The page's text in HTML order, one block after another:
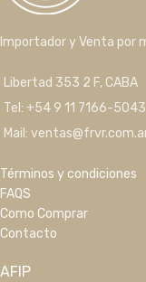
Importador y Venta por
Libertad 353 2 F, CABA
Tel: +54 9 11 7166-5043
Mail:
Términos y condiciones
FAQS
Como Comprar
Contacto
AFIP